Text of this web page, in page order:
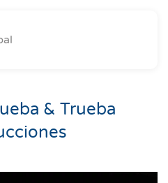
& Trueba